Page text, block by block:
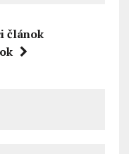
článok